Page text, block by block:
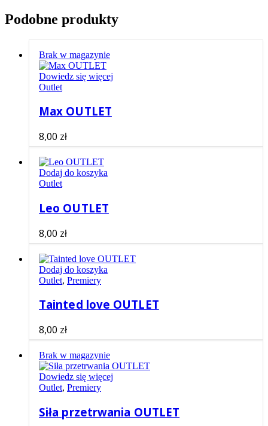
Podobne produkty
Brak w magazynie
Dowiedz się więcej
Outlet
Max OUTLET
8,00 zł
Dodaj do koszyka
Outlet
Leo OUTLET
8,00 zł
Dodaj do koszyka
Outlet, Premiery
Tainted love OUTLET
8,00 zł
Brak w magazynie
Dowiedz się więcej
Outlet, Premiery
Siła przetrwania OUTLET